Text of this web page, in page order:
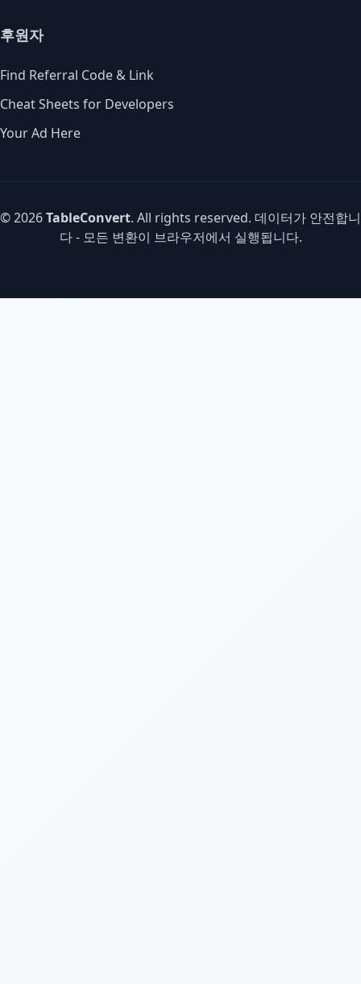
후원자
Find Referral Code & Link
Cheat Sheets for Developers
Your Ad Here
© 2026TableConvert. All rights reserved. 데이터가 안전합니
다 - 모든 변환이 브라우저에서 실행됩니다.